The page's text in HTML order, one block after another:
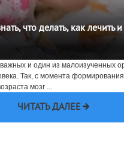
что делать, как
и один из малоизученных
Так, с момента
мозг ...
ЧИТАТЬ ДАЛЕЕ